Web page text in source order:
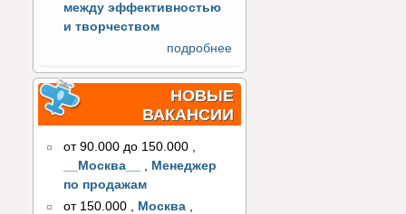
между эффективностью
и творчеством
подробнее
НОВЫЕ
ВАКАНСИИ
от 90.000 до 150.000 ,
__Москва__
, Менеджер
по продажам
от 150.000
Москва